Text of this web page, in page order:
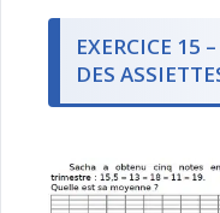
EXERCICE 15
DES